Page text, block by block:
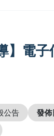
】電
公告 發佈